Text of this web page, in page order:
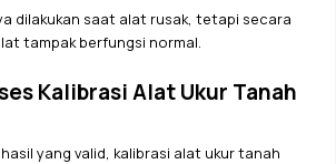
dilakukan saat alat rusak, tetapi secara
tampak berfungsi normal.
Kalibrasi Alat Ukur Tanah
yang valid, kalibrasi alat ukur tanah